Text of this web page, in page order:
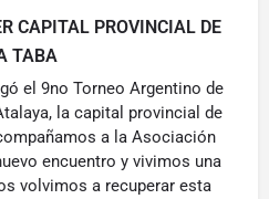
CAPITAL PROVINCIAL DE
TABA
el 9no Torneo Argentino de
la capital provincial de
a la Asociación
encuentro y vivimos una
volvimos a recuperar esta